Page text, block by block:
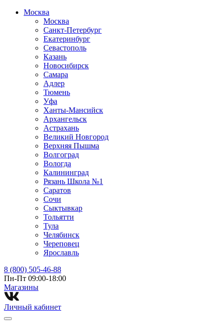
Москва
Москва
Санкт-Петербург
Екатеринбург
Севастополь
Казань
Новосибирск
Самара
Адлер
Тюмень
Уфа
Ханты-Мансийск
Архангельск
Астрахань
Великий Новгород
Верхняя Пышма
Волгоград
Вологда
Калининград
Рязань Школа №1
Саратов
Сочи
Сыктывкар
Тольятти
Тула
Челябинск
Череповец
Ярославль
8 (800) 505-46-88
Пн-Пт 09:00-18:00
Магазины⁠
Личный кабинет